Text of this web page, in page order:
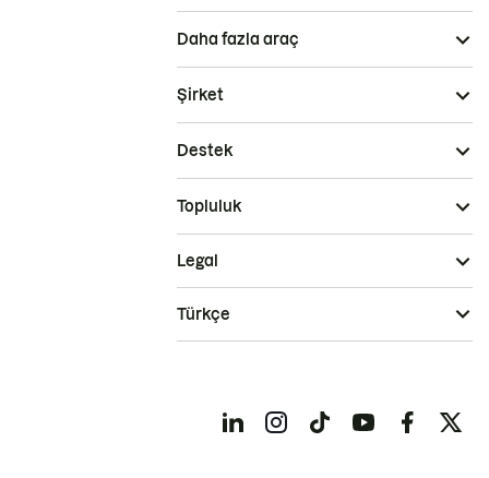
Daha fazla araç
Şirket
Destek
Topluluk
Legal
Türkçe